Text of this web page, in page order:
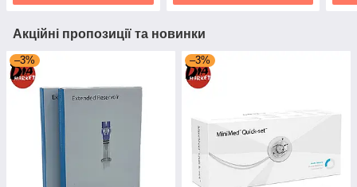
Акційні пропозиції та новинки
–3% –3%